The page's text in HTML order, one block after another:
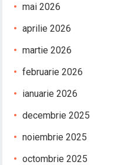
mai 2026
aprilie 2026
martie 2026
februarie 2026
ianuarie 2026
decembrie 2025
noiembrie 2025
octombrie 2025